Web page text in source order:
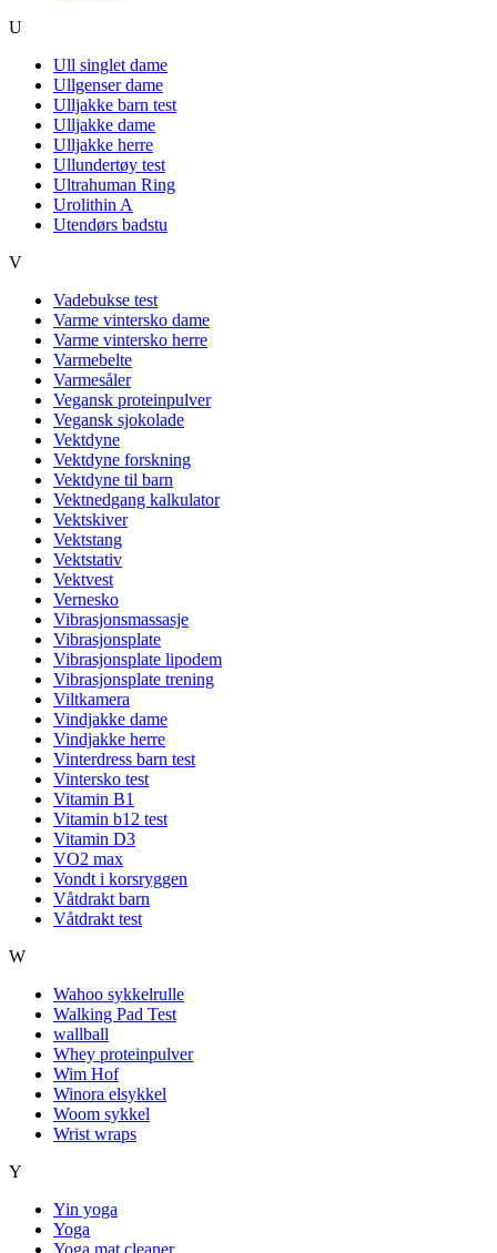
U
Ull singlet dame
Ullgenser dame
Ulljakke barn test
Ulljakke dame
Ulljakke herre
Ullundertøy test
Ultrahuman Ring
Urolithin A
Utendørs badstu
V
Vadebukse test
Varme vintersko dame
Varme vintersko herre
Varmebelte
Varmesåler
Vegansk proteinpulver
Vegansk sjokolade
Vektdyne
Vektdyne forskning
Vektdyne til barn
Vektnedgang kalkulator
Vektskiver
Vektstang
Vektstativ
Vektvest
Vernesko
Vibrasjonsmassasje
Vibrasjonsplate
Vibrasjonsplate lipodem
Vibrasjonsplate trening
Viltkamera
Vindjakke dame
Vindjakke herre
Vinterdress barn test
Vintersko test
Vitamin B1
Vitamin b12 test
Vitamin D3
VO2 max
Vondt i korsryggen
Våtdrakt barn
Våtdrakt test
W
Wahoo sykkelrulle
Walking Pad Test
wallball
Whey proteinpulver
Wim Hof
Winora elsykkel
Woom sykkel
Wrist wraps
Y
Yin yoga
Yoga
Yoga mat cleaner